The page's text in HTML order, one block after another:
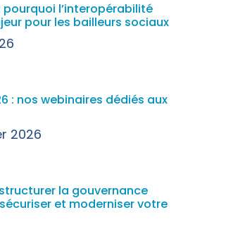
l’interopérabilité
pour les bailleurs sociaux
: nos webinaires dédiés aux
2026
la gouvernance
et moderniser votre